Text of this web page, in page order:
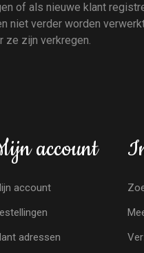
of als nieuwe klant
niet verder worden
ze zijn verkregen.
account
account
adressen